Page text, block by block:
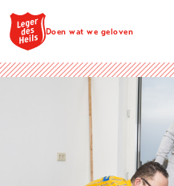
Doen wat we geloven